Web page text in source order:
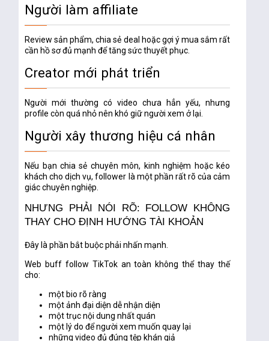
Người làm affiliate
Review sản phẩm, chia sẻ deal hoặc gợi ý mua sắm rất
cần hồ sơ đủ mạnh để tăng sức thuyết phục.
Creator mới phát triển
Người mới thường có video chưa hẳn yếu, nhưng
profile còn quá nhỏ nên khó giữ người xem ở lại.
Người xây thương hiệu cá nhân
Nếu bạn chia sẻ chuyên môn, kinh nghiệm hoặc kéo
khách cho dịch vụ, follower là một phần rất rõ của cảm
giác chuyên nghiệp.
NHƯNG PHẢI NÓI RÕ: FOLLOW KHÔNG
THAY CHO ĐỊNH HƯỚNG TÀI KHOẢN
Đây là phần bắt buộc phải nhấn mạnh.
Web buff follow TikTok an toàn không thể thay thế
cho:
một bio rõ ràng
một ảnh đại diện dễ nhận diện
một trục nội dung nhất quán
một lý do để người xem muốn quay lại
những video đủ đúng tệp khán giả